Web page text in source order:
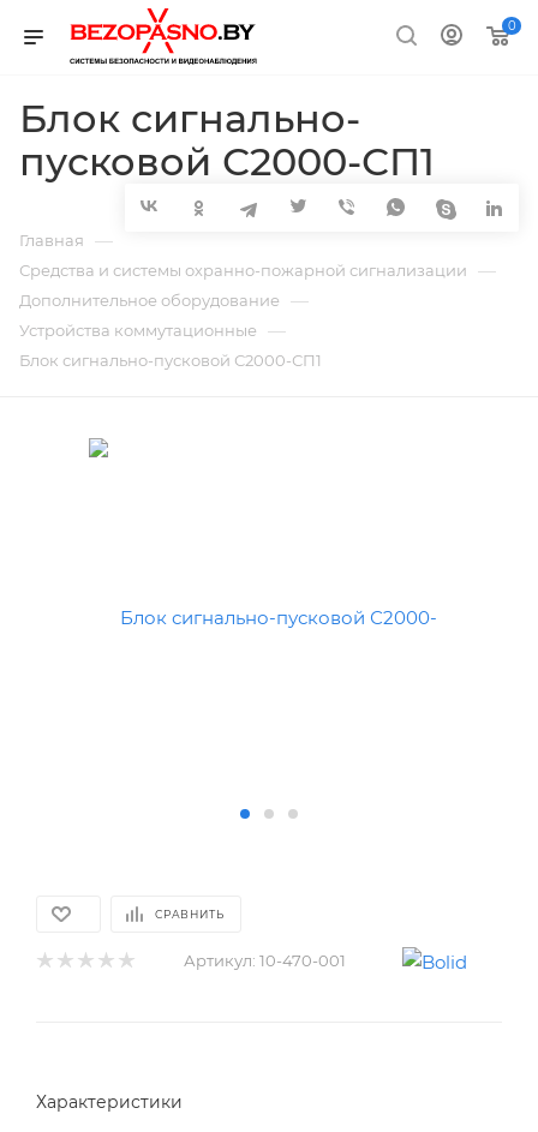
0
Блок сигнально-
пусковой С2000-СП1
Главная —
Средства и системы охранно-пожарной сигнализации —
Дополнительное оборудование —
Устройства коммутационные —
Блок сигнально-пусковой С2000-СП1
СРАВНИТЬ
Артикул: 10-470-001
Характеристики